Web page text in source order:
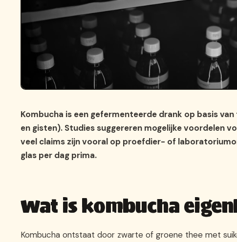
Kombucha is een gefermenteerde drank op basis
en gisten). Studies suggereren mogelijke voordelen
veel claims zijn vooral op proefdier- of
glas per dag prima.
Wat is kombucha
Kombucha ontstaat door zwarte of groene thee met